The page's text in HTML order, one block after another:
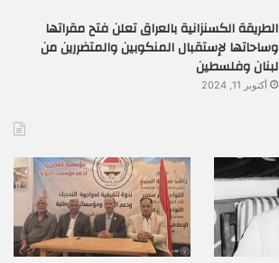
الطريقة الكسنزانية بالعراق تعلن فتح مقراتها
وساحاتها لإستقبال المنكوبين والمتضررين من
لبنان وفلسطين
أكتوبر 11, 2024